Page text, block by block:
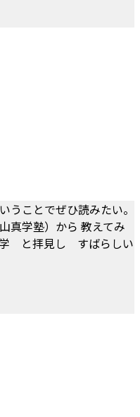
うことでぜひ読みたい。
真学塾）から 教えてみ
学 と拝見し すばらしい